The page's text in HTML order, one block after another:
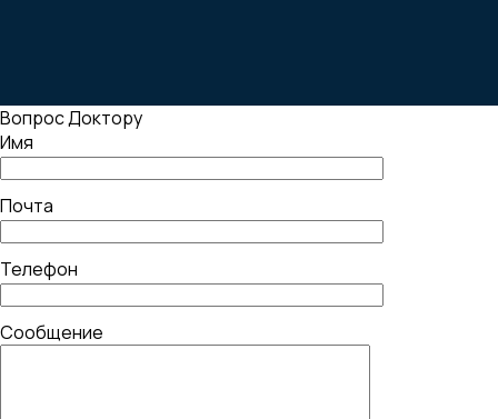
Вопрос Доктору
Имя
Почта
Телефон
Сообщение